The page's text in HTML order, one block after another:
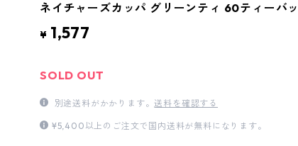
ネイチャーズカッパ グリーンティ 60ティーバ
¥ 1,577
SOLD OUT
別途送料がかかります。送料を確認する
¥5,400以上のご注文で国内送料が無料になります。